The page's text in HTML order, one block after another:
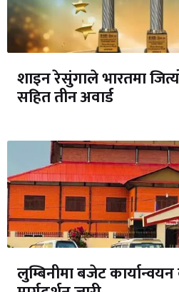
शाइन रेसुंगाले भारतमा
सहित तीन अवार्ड
लुम्बिनीमा बजेट